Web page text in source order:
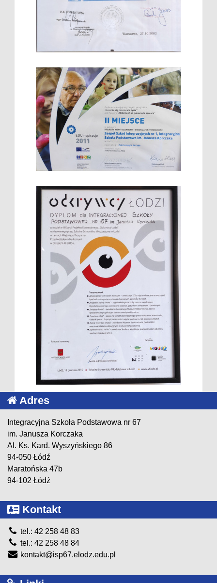
Adres
Integracyjna Szkoła Podstawowa nr 67
im. Janusza Korczaka
Al. Ks. Kard. Wyszyńskiego 86
94-050 Łódź
Maratońska 47b
94-102 Łódź
Kontakt
tel.: 42 258 48 83
tel.: 42 258 48 84
kontakt@isp67.elodz.edu.pl